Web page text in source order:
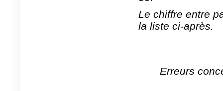
Le chiffre entre
la liste ci-après.
Erreurs